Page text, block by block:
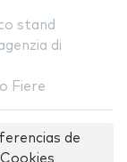
stand
di
Fiere
de
Cookies